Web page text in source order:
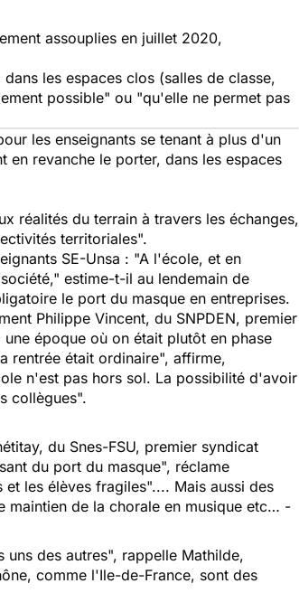
assouplies en juillet 2020,
les espaces clos (salles de classe,
possible" ou "qu'elle ne permet pas
les enseignants se tenant à plus d'un
en revanche le porter, dans les espaces
réalités du terrain à travers les échanges,
territoriales".
SE-Unsa : "A l'école, et en
estime-t-il au lendemain de
le port du masque en entreprises.
Philippe Vincent, du SNPDEN, premier
époque où on était plutôt en phase
rentrée était ordinaire", affirme,
n'est pas hors sol. La possibilité d'avoir
collègues".
du Snes-FSU, premier syndicat
du port du masque", réclame
les élèves fragiles".... Mais aussi des
maintien de la chorale en musique etc… -
des autres", rappelle Mathilde,
comme l'Ile-de-France, sont des